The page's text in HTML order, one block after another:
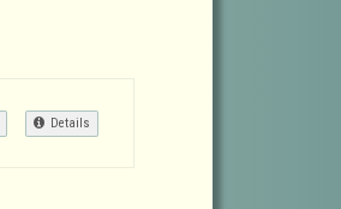
Details